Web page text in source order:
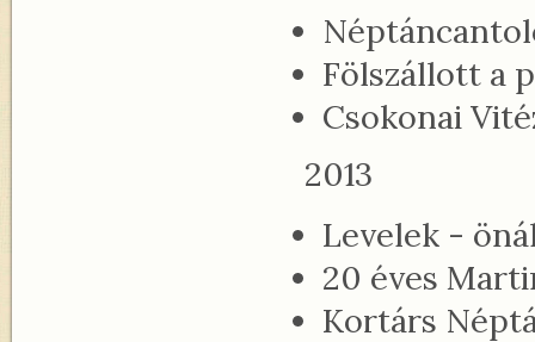
Fölszállott a
Csokonai
2013
Levelek -
20 éves
Kortárs